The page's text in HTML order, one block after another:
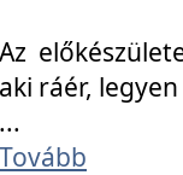
Az
aki ráér,
...
Tovább